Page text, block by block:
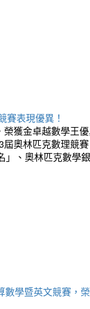
賽表現優異！
獲金卓越數學王
奧林匹克數理競
」、奧林匹克數學
學暨英文競賽，